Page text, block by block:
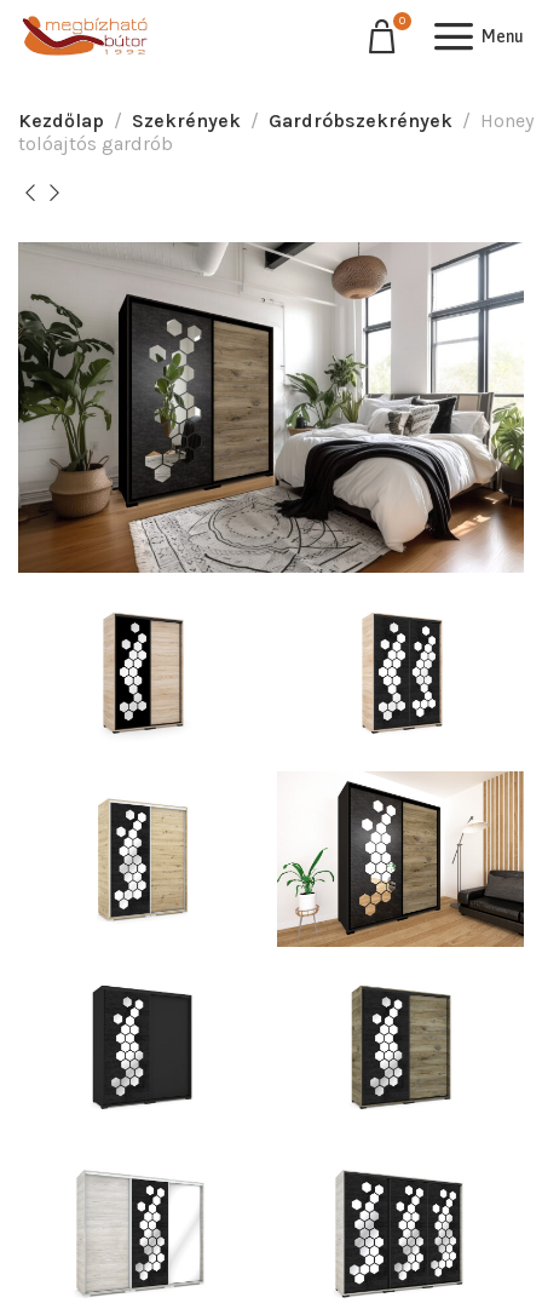
0
Menu
Kezdőlap Szekrények Gardróbszekrények
Honey
tolóajtós gardrób